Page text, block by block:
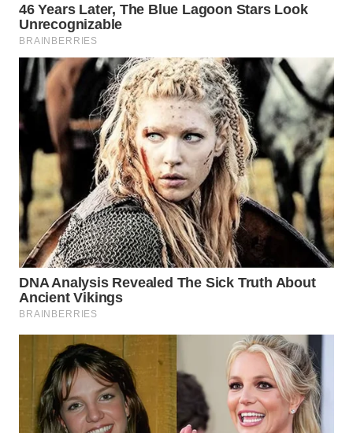
WN DELI
SERDANG
WN
TEBING
TINGGI
WN
PAKPAK
WN
KARAWANG
WN
BEKASI
BOGOR
WN
DEPOK